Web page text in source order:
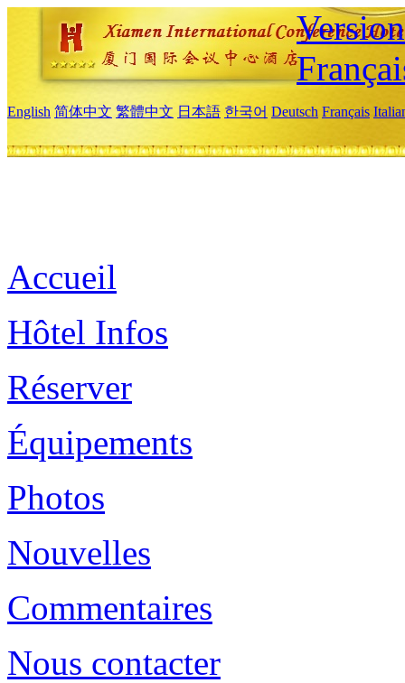
English 简体中文 繁體中文 日本語 한국어 Deutsch Français
Accueil
Hôtel Infos
Réserver
Équipements
Photos
Nouvelles
Commentaires
Nous contacter